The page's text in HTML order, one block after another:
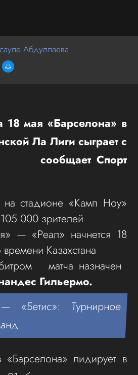
Абдуллаева
18 мая «Барселона» в
Ла Лиги сыграет с
сообщает Спорт
на стадионе «Камп Ноу»
000 зрителей
— «Реал» начнется 18
Казахстана
матча назначен
Гильермо.
«Бетис»: Турнирное
лидирует в